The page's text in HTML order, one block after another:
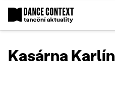
Kasárna Karlín